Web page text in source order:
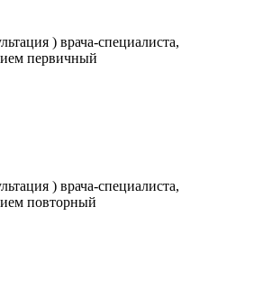
) врача-специалиста,
первичный
) врача-специалиста,
повторный